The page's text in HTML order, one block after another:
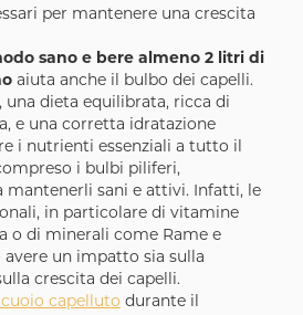
per mantenere una crescita
sano e bere almeno 2 litri di
aiuta anche il bulbo dei capelli.
una dieta equilibrata, ricca di
e una corretta idratazione
i nutrienti essenziali a tutto il
i bulbi piliferi,
mantenerli sani e attivi. Infatti, le
in particolare di vitamine
o di minerali come Rame e
avere un impatto sia sulla
crescita dei capelli.
capelluto durante il